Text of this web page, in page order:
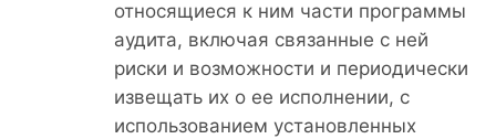
относящиеся к ним части программы
аудита, включая связанные с ней
риски и возможности и периодически
извещать их о ее исполнении, с
использованием установленных